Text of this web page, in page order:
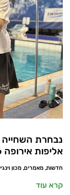
נבחרת
אליפות אירופה 2026
חדשות, מאמרים, מכון
קרא עוד